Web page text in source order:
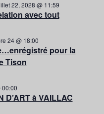
avec tout
22, 2028 @ 11:59
pour la
Tison
24 @ 18:00
D’ART à VAILLAC
00:00